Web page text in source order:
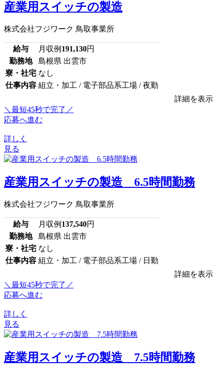
産業用スイッチの製造
株式会社フジワーク 鳥取事業所
給与 月収例 191,130円
勤務地
島根県 出雲市
寮・社宅 なし
仕事内容 組立・加工 / 電子部品系工場 / 夜勤
詳細を表示
＼最短45秒で完了／
応募へ進む
詳しく
見る
産業用スイッチの製造 6.5時間勤務
株式会社フジワーク 鳥取事業所
給与 月収例 137,540円
勤務地
島根県 出雲市
寮・社宅 なし
仕事内容 組立・加工 / 電子部品系工場 / 日勤
詳細を表示
＼最短45秒で完了／
応募へ進む
詳しく
見る
産業用スイッチの製造 7.5時間勤務